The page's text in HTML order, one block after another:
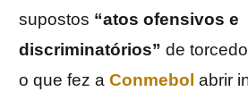
supostos “atos ofensivos e
discriminatórios” de
o que fez a Conmebol abrir